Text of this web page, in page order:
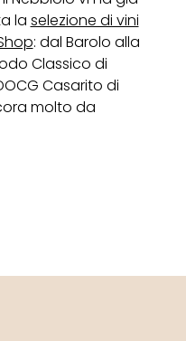
la selezione di vini
: dal Barolo alla
Classico di
Casarito di
molto da